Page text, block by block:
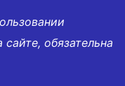
обязательна